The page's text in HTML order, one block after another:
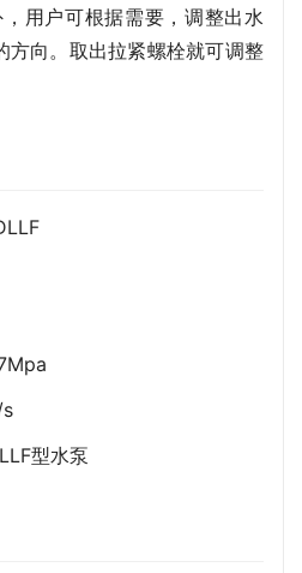
用户可根据需要，调整出水
方向。取出拉紧螺栓就可调整
型水泵